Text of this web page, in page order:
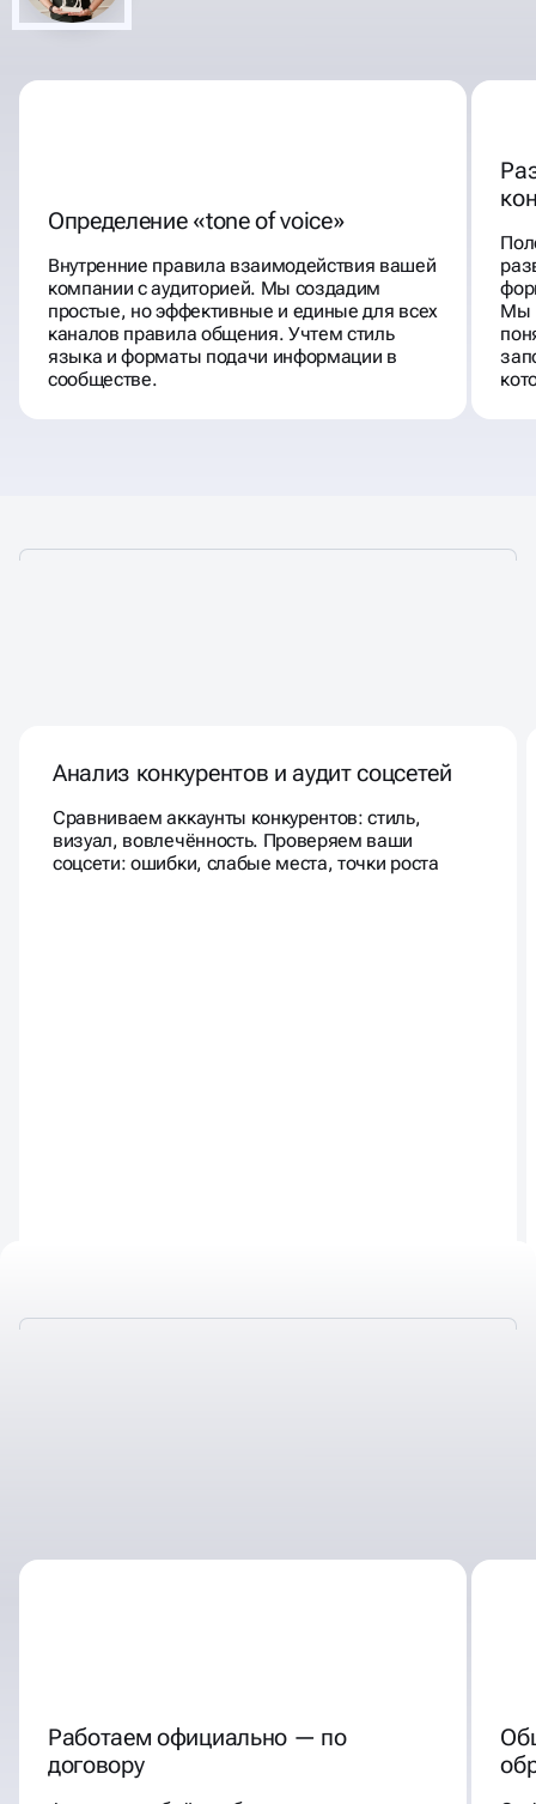
Определение «tone of voice»
Внутренние правила взаимодействия вашей
компании с аудиторией. Мы создадим
простые, но эффективные и единые для всех
каналов правила общения. Учтем стиль
языка и форматы подачи информации в
сообществе.
Мы
Анализ конкурентов и аудит соцсетей
Сравниваем аккаунты конкурентов: стиль,
визуал, вовлечённость. Проверяем ваши
соцсети: ошибки, слабые места, точки роста
Работаем официально — по
договору